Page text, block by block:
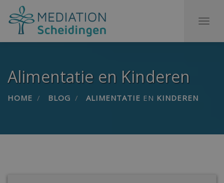
Alimentatie en Kinderen
HOME BLOG ALIMENTATIE EN KINDEREN